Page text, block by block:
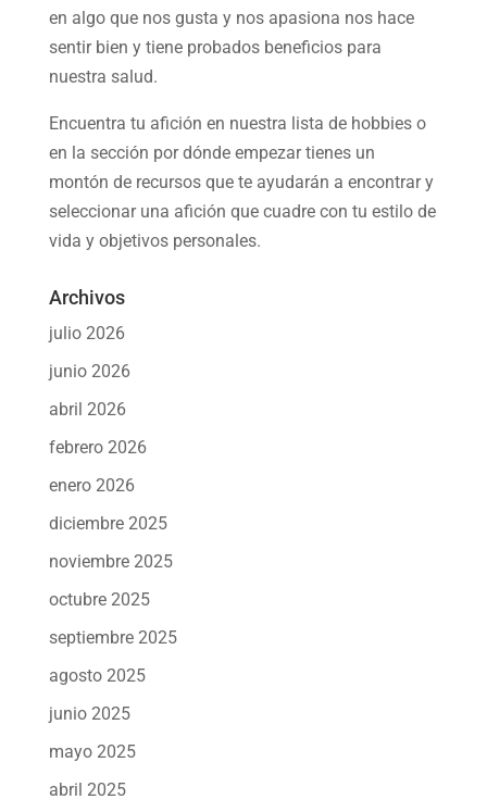
en algo que nos gusta y nos apasiona nos hace
sentir bien y tiene probados beneficios para
nuestra salud.
Encuentra tu afición en nuestra lista de hobbieso
en la sección por dónde empezar tienes un
montón de recursos que te ayudarán a encontrar y
seleccionar una afición que cuadre con tu estilo de
vida y objetivos personales.
Archivos
julio 2026
junio 2026
abril 2026
febrero 2026
enero 2026
diciembre 2025
noviembre 2025
octubre 2025
septiembre 2025
agosto 2025
junio 2025
mayo 2025
abril 2025